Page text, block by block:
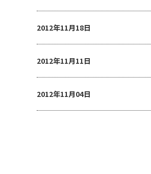
2012年11月18日
2012年11月11日
2012年11月04日